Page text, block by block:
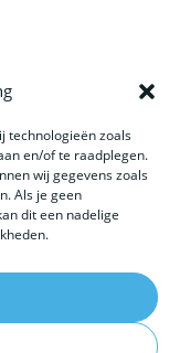
technologieën zoals
en/of te raadplegen.
wij gegevens zoals
Als je geen
dit een nadelige